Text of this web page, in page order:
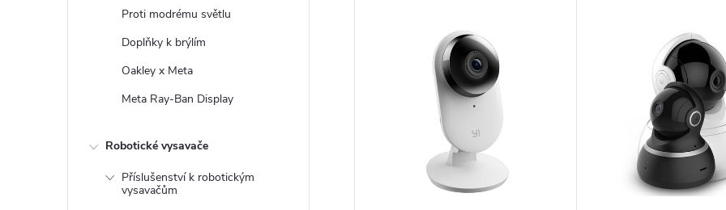
Proti modrému světlu
Doplňky k brýlím
Oakley x Meta
Meta Ray-Ban Display
Robotické vysavače
Příslušenství k robotickým
vysavačům